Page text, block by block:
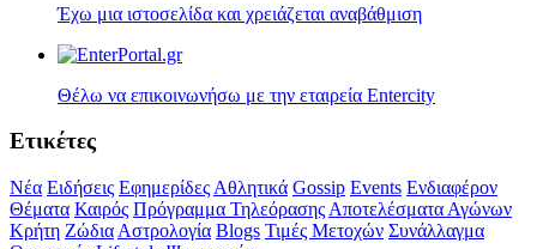
Έχω μια ιστοσελίδα και χρειάζεται αναβάθμιση
Θέλω να επικοινωνήσω με την εταιρεία Entercity
Ετικέτες
Νέα Ειδήσεις Εφημερίδες Αθλητικά Gossip Events Ενδιαφέρον
Θέματα Καιρός Πρόγραμμα Τηλεόρασης Αποτελέσματα Αγώνων
Κρήτη Ζώδια Αστρολογία Blogs Τιμές Μετοχών Συνάλλαγμα